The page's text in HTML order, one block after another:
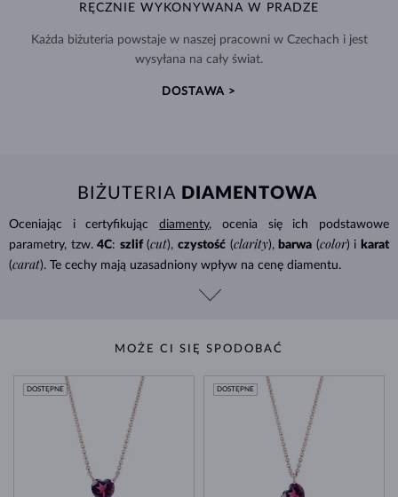
RĘCZNIE WYKONYWANA W PRADZE
Każda biżuteria powstaje w naszej pracowni w Czechach i jest
wysyłana na cały świat.
DOSTAWA >
BIŻUTERIA DIAMENTOWA
Oceniając i certyfikującdiamenty, ocenia się ich podstawowe
parametry, tzw. 4C: szlif (cut), czystość (clarity), barwa (color) i karat
(carat). Te cechy mają uzasadniony wpływ na cenę diamentu.
MOŻE CI SIĘ SPODOBAĆ
DOSTĘPNE DOSTĘPNE